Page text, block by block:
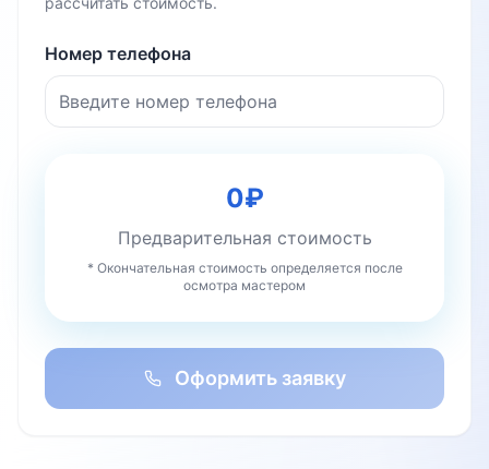
Номер телефона
0₽
Предварительная стоимость
* Окончательная стоимость определяется после
осмотра мастером
Оформить заявку